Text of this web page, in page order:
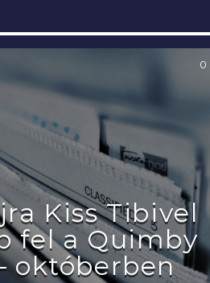
0
Kiss Tibivel
fel a Quimby
októberben